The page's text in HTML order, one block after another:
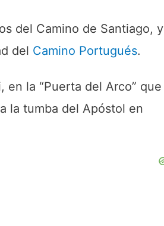
del Camino de Santiago, y
del Camino Portugués.
la “Puerta del Arco” que
la tumba del Apóstol en